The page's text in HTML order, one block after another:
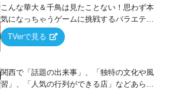
こんな華大＆千鳥は見たことない！思わず本
気になっちゃうゲームに挑戦するバラエティ
ー！
TVerで見る
関西で「話題の出来事」、「独特の文化や風
習」、「人気の行列ができる店」などあらゆ